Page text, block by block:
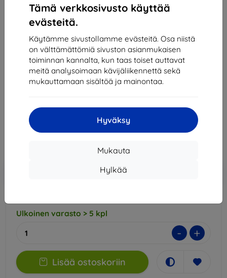
Tämä verkkosivusto käyttää
evästeitä.
Käytämme sivustollamme evästeitä. Osa niistä
on välttämättömiä sivuston asianmukaisen
toiminnan kannalta, kun taas toiset auttavat
meitä analysoimaan kävijäliikennettä sekä
mukauttamaan sisältöä ja mainontaa.
Hyväksy
Mukauta
Hylkää
3MK Silver Protect+ Motorola Moto G30 Wet-
mounted Antimicrobial film (5903108364911)
Motorola Moto G30
14,90 €
13,42 €
Alennus kupongilla
Ulkoinen varasto > 5 kpl
- +
Lisää ostoskoriin